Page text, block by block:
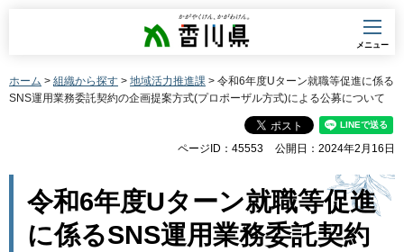
香川県
メニュー
ホーム > 組織から探す > 地域活力推進課 > 令和6年度Uターン就職等促進に係る
SNS運用業務委託契約の企画提案方式(プロポーザル方式)による公募について
ページID：45553 公開日：2024年2月16日
令和6年度Uターン就職等促進
に係るSNS運用業務委託契約